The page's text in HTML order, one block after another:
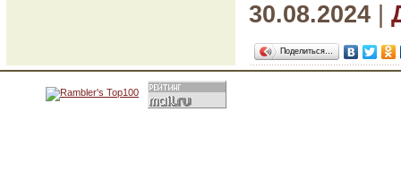
30.08.2024
Поделиться…